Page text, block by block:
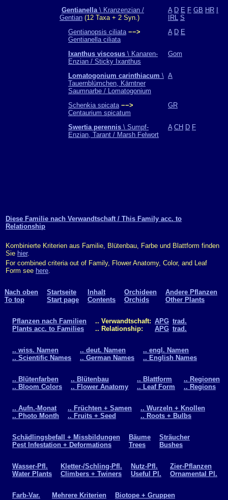
Gentianella\ Kranzenzian /
Gentian (12 Taxa + 2 Syn.)
A D E F GB HR
IRL S
Gentianopsis ciliata −−>
Gentianella ciliata
A D E
Ixanthus viscosus \ Kanaren-
Enzian / Sticky Ixanthus
Gom
Lomatogonium carinthiacum \
Tauernblümchen, Kärntner
Saumnarbe / Lomatogonium
A
Schenkia spicata −−>
Centaurium spicatum
GR
Swertia perennis \ Sumpf-
Enzian, Tarant / Marsh Felwort
A CH D F
Diese Familie nach Verwandtschaft / This Family acc. to
Relationship
Kombinierte Kriterien aus Familie, Blütenbau, Farbe und Blattform finden
Sie hier.
For combined criteria out of Family, Flower Anatomy, Color, and Leaf
Form see here.
Nach oben
To top
Startseite
Start page
Inhalt
Contents
Orchideen
Orchids
Andere Pflanzen
Other Plants
Pflanzen nach Familien
Plants acc. to Families
.. Verwandtschaft:
.. Relationship:
APG
APG
trad.
trad.
.. wiss. Namen
.. Scientific Names
.. deut. Namen
.. German Names
.. engl. Namen
.. English Names
.. Blütenfarben
.. Bloom Colors
.. Blütenbau
.. Flower Anatomy
.. Blattform
.. Leaf Form
.. Regionen
.. Regions
.. Aufn.-Monat
.. Photo Month
.. Früchten + Samen
.. Fruits + Seed
.. Wurzeln + Knollen
.. Roots + Bulbs
Schädlingsbefall + Missbildungen
Pest Infestation + Deformations
Bäume
Trees
Sträucher
Bushes
Wasser-Pfl.
Water Plants
Kletter-/Schling-Pfl.
Climbers + Twiners
Nutz-Pfl.
Useful Pl.
Zier-Pflanzen
Ornamental Pl.
Farb-Var.
Mehrere Kriterien
Biotope + Gruppen